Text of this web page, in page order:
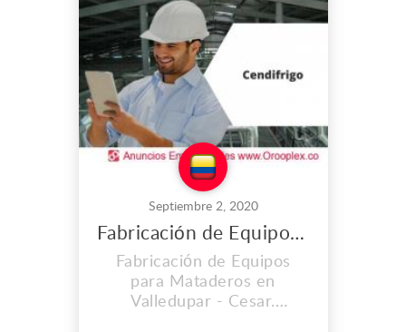
técnico, operativo, e
higiénico-sanitario. Nuestro
portafolio de servicios
abarca...
Septiembre 2, 2020
Fabricación de Equipos para Mataderos en Valledupar
Fabricación de Equipos
para Mataderos en
Valledupar - Cesar.